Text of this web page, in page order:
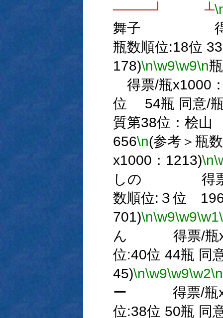
────┘ ┴
舞子 得票/
瓶数順位:18位
178)\n\w9\w9\n
得票/瓶x1000
位 54瓶 同意/
質第38位：
656\n(参考＞瓶
x1000：1213)\n
しの 得票/
数順位:３位
701)\n\w9\w9\w1
ん 得票/瓶
位:40位 44瓶 同
45)\n\w9\w9\w2\n
ー 得票/瓶
位:38位 50瓶 同